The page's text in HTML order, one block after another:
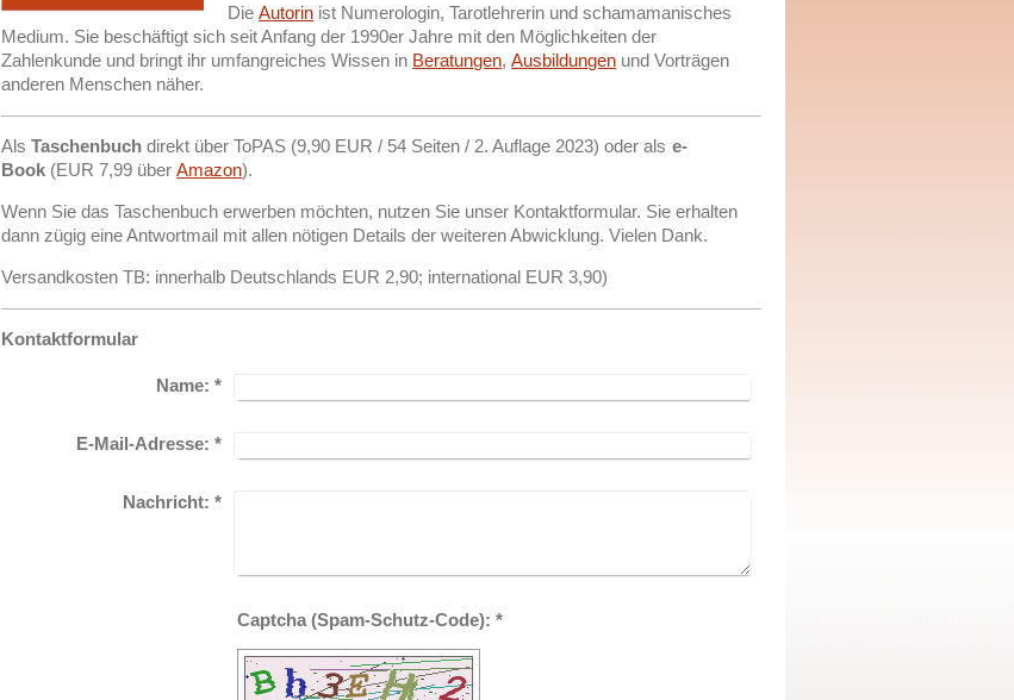
DieAutorin ist Numerologin, Tarotlehrerin und schamamanisches
Medium. Sie beschäftigt sich seit Anfang der 1990er Jahre mit den Möglichkeiten der
Zahlenkunde und bringt ihr umfangreiches Wissen in Beratungen,Ausbildungen und Vorträgen
anderen Menschen näher.
AlsTaschenbuch direkt über ToPAS (9,90 EUR / 54 Seiten / 2. Auflage 2023) oder alse-
Book (EUR 7,99 überAmazon).
Wenn Sie das Taschenbuch erwerben möchten, nutzen Sie unser Kontaktformular. Sie erhalten
dann zügig eine Antwortmail mit allen nötigen Details der weiteren Abwicklung. Vielen Dank.
Versandkosten TB: innerhalb Deutschlands EUR 2,90; international EUR 3,90)
Kontaktformular
Name: *
E-Mail-Adresse: *
Nachricht: *
Captcha (Spam-Schutz-Code): *